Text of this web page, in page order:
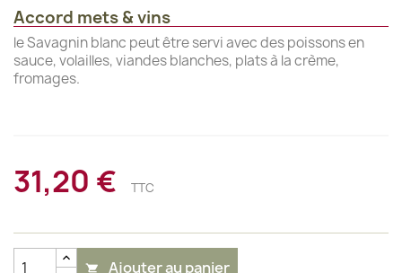
Accord mets & vins
le Savagnin blanc peut être servi avec des poissons en
sauce, volailles, viandes blanches, plats à la crème,
fromages.
31,20 € TTC
 Ajouter au panier